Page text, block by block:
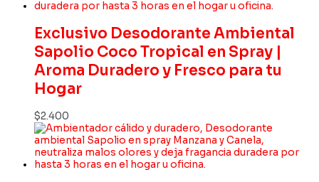
Exclusivo Desodorante Ambiental
Sapolio Coco Tropical en Spray |
Aroma Duradero y Fresco para tu
Hogar
$2.400